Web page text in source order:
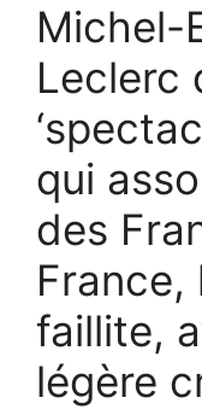
Michel-
Leclerc
qui
des
France,
faillite,
légère